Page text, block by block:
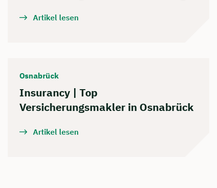
Artikel lesen
Osnabrück
Insurancy | Top
Versicherungsmakler in Osnabrück
Artikel lesen